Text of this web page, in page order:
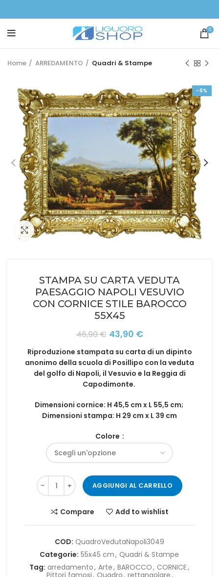
0
Home ARREDAMENTO Quadri & Stampe
-6%
Click to enlarge
STAMPA SU CARTA VEDUTA
PAESAGGIO NAPOLI VESUVIO
CON CORNICE STILE BAROCCO
55X45
46,90€ Il
originale
era:
46,90 €.
43,90 €Il
attuale
è:
43,90 €.
Riproduzione stampata su carta di un dipinto
anonimo della scuola di Posillipo con la veduta
del golfo di Napoli, il Vesuvio e la Reggia di
Capodimonte.
Dimensioni cornice: H 45,5 cm x L 55,5 cm;
Dimensioni stampa: H 29 cm x L 39 cm
Colore
AGGIUNGI AL CARRELLO
Compare Add to wishlist
COD: QuadroVedutaNapoli3049
Categorie: 55x45 cm, Quadri & Stampe
Tag: arredamento, Arte, BAROCCO, CORNICE,